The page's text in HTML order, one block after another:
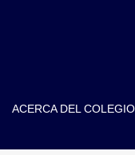
ACERCA DEL COLEGIO